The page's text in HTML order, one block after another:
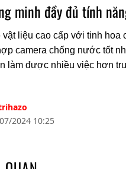
minh đầy đủ tính
liệu cao cấp với tinh hoa
camera chống nước tốt
làm được nhiều việc hơn
2024 10:25